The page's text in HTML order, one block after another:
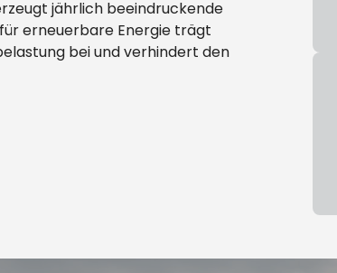
jährlich beeindruckende
erneuerbare Energie trägt
bei und verhindert den